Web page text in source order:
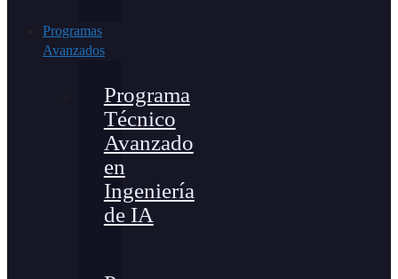
Programas
Avanzados
Programa
Técnico
Avanzado
en
Ingeniería
de IA